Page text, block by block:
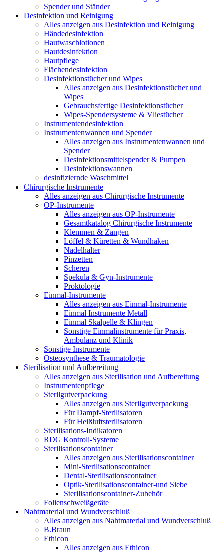
Spender und Ständer
Desinfektion und Reinigung
Alles anzeigen aus Desinfektion und Reinigung
Händedesinfektion
Hautwaschlotionen
Hautdesinfektion
Hautpflege
Flächendesinfektion
Desinfektionstücher und Wipes
Alles anzeigen aus Desinfektionstücher und
Wipes
Gebrauchsfertige Desinfektionstücher
Wipes-Spendersysteme & Vliestücher
Instrumentendesinfektion
Instrumentenwannen und Spender
Alles anzeigen aus Instrumentenwannen und
Spender
Desinfektionsmittelspender & Pumpen
Desinfektionswannen
desinfiziernde Waschmittel
Chirurgische Instrumente
Alles anzeigen aus Chirurgische Instrumente
OP-Instrumente
Alles anzeigen aus OP-Instrumente
Gesamtkatalog Chirurgische Instrumente
Klemmen & Zangen
Löffel & Küretten & Wundhaken
Nadelhalter
Pinzetten
Scheren
Spekula & Gyn-Instrumente
Proktologie
Einmal-Instrumente
Alles anzeigen aus Einmal-Instrumente
Einmal Instrumente Metall
Einmal Skalpelle & Klingen
Sonstige Einmalinstrumente für Praxis,
Ambulanz und Klinik
Sonstige Instrumente
Osteosynthese & Traumatologie
Sterilisation und Aufbereitung
Alles anzeigen aus Sterilisation und Aufbereitung
Instrumentenpflege
Sterilgutverpackung
Alles anzeigen aus Sterilgutverpackung
Für Dampf-Sterilisatoren
Für Heißluftsterilisatoren
Sterilisations-Indikatoren
RDG Kontroll-Systeme
Sterilisationscontainer
Alles anzeigen aus Sterilisationscontainer
Mini-Sterilisationscontainer
Dental-Sterilisationscontainer
Optik-Sterilisationscontainer-und Siebe
Sterilisationscontainer-Zubehör
Folienschweißgeräte
Nahtmaterial und Wundverschluß
Alles anzeigen aus Nahtmaterial und Wundverschluß
B.Braun
Ethicon
Alles anzeigen aus Ethicon